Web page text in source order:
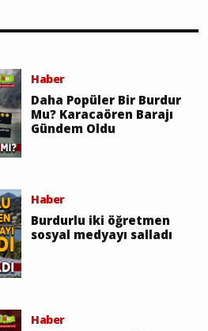
Haber
Daha Popüler Bir Burdur
Mu? Karacaören Barajı
Gündem Oldu
Haber
Burdurlu iki öğretmen
sosyal medyayı salladı
Haber